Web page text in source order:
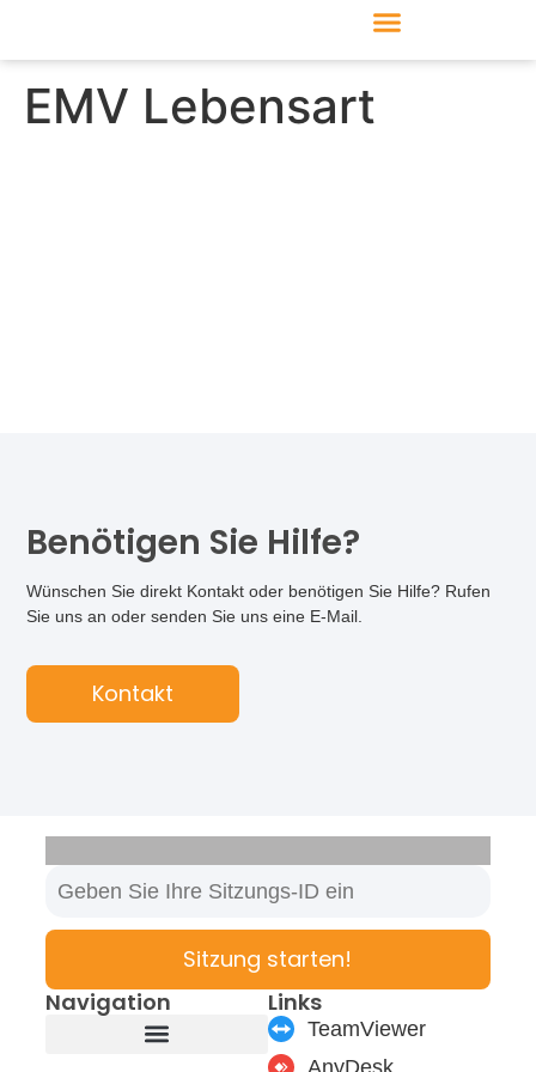
EMV Lebensart
Benötigen Sie Hilfe?
Wünschen Sie direkt Kontakt oder benötigen Sie Hilfe? Rufen
Sie uns an oder senden Sie uns eine E-Mail.
Kontakt
Navigation Links
TeamViewer
AnyDesk
Sitzung starten!